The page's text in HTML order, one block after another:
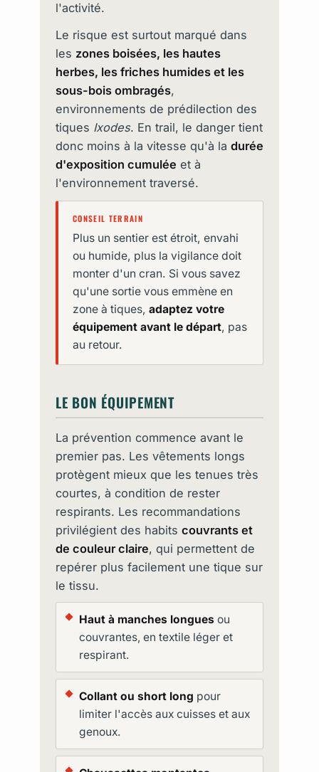
l'activité.
Le risque est surtout marqué dans
les zones boisées, les hautes
herbes, les friches humides et les
sous-bois ombragés,
environnements de prédilection des
tiques Ixodes. En trail, le danger tient
donc moins à la vitesse qu'à la durée
d'exposition cumulée et à
l'environnement traversé.
CONSEIL TERRAIN
Plus un sentier est étroit, envahi
ou humide, plus la vigilance doit
monter d'un cran. Si vous savez
qu'une sortie vous emmène en
zone à tiques, adaptez votre
équipement avant le départ, pas
au retour.
LE BON ÉQUIPEMENT
La prévention commence avant le
premier pas. Les vêtements longs
protègent mieux que les tenues très
courtes, à condition de rester
respirants. Les recommandations
privilégient des habits couvrants et
de couleur claire, qui permettent de
repérer plus facilement une tique sur
le tissu.
Haut à manches longues ou
couvrantes, en textile léger et
respirant.
Collant ou short long pour
limiter l'accès aux cuisses et aux
genoux.